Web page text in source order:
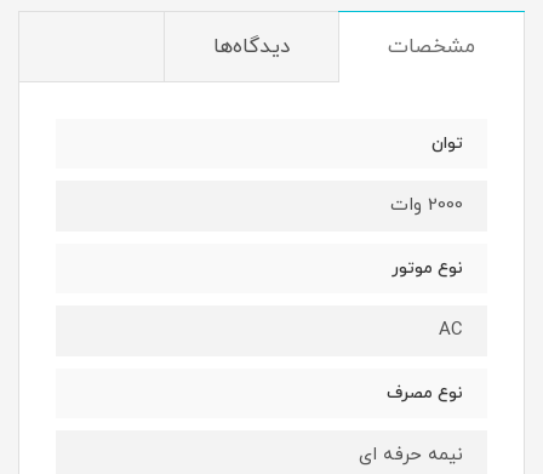
مشخصات دیدگاه‌ها
توان
2000 وات
نوع موتور
AC
نوع مصرف
نیمه حرفه ای